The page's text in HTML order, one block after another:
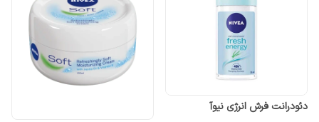
دئودرانت فرش انرژی نیوآ